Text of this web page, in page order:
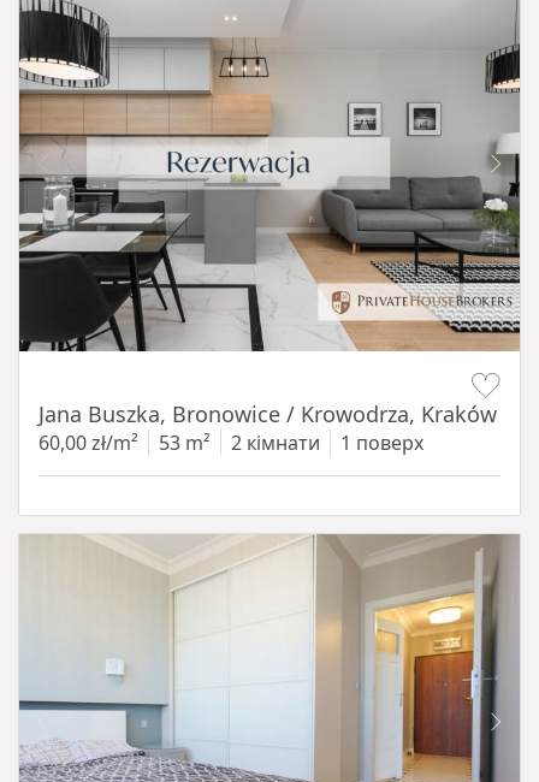
Jana Buszka, Bronowice / Krowodrza, Kraków
60,00 zł/m² 53 m² 2 кімнати 1 поверх